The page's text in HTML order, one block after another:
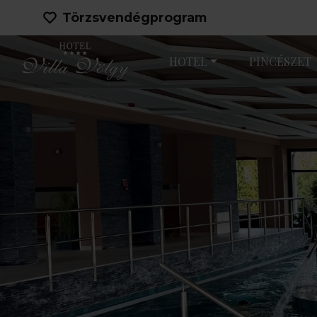
Törzsvendégprogram
HOTEL PINCÉSZET